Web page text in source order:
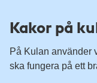
Kakor på
På Kulan använder
ska fungera på ett